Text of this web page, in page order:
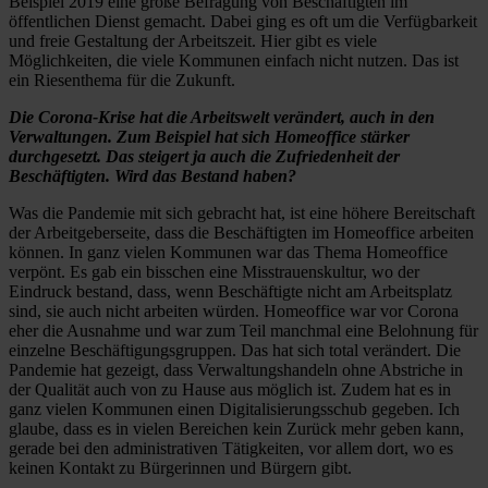
öffentlichen Dienst gemacht. Dabei ging es oft um die Verfügbarkeit
und freie Gestaltung der Arbeitszeit. Hier gibt es viele
Möglichkeiten, die viele Kommunen einfach nicht nutzen. Das ist
ein Riesenthema für die Zukunft.
Die Corona-Krise hat die Arbeitswelt verändert, auch in den
Verwaltungen. Zum Beispiel hat sich Homeoffice stärker
durchgesetzt. Das steigert ja auch die Zufriedenheit der
Beschäftigten. Wird das Bestand haben?
Was die Pandemie mit sich gebracht hat, ist eine höhere Bereitschaft
der Arbeitgeberseite, dass die Beschäftigten im Homeoffice arbeiten
können. In ganz vielen Kommunen war das Thema Homeoffice
verpönt. Es gab ein bisschen eine Misstrauenskultur, wo der
Eindruck bestand, dass, wenn Beschäftigte nicht am Arbeitsplatz
sind, sie auch nicht arbeiten würden. Homeoffice war vor Corona
eher die Ausnahme und war zum Teil manchmal eine Belohnung für
einzelne Beschäftigungsgruppen. Das hat sich total verändert. Die
Pandemie hat gezeigt, dass Verwaltungshandeln ohne Abstriche in
der Qualität auch von zu Hause aus möglich ist. Zudem hat es in
ganz vielen Kommunen einen Digitalisierungsschub gegeben. Ich
glaube, dass es in vielen Bereichen kein Zurück mehr geben kann,
gerade bei den administrativen Tätigkeiten, vor allem dort, wo es
keinen Kontakt zu Bürgerinnen und Bürgern gibt.